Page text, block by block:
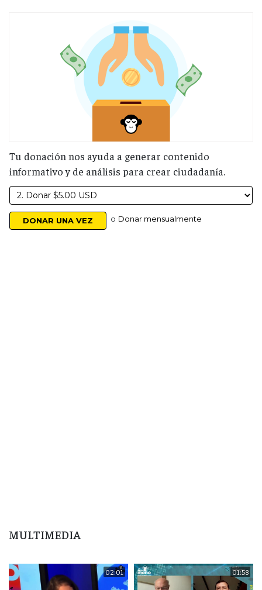
Tu donación nos ayuda a generar contenido
informativo y de análisis para crear ciudadanía.
o Donar mensualmente
MULTIMEDIA
02:01 01:58